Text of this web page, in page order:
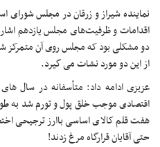
نماینده شیراز و زرقان در مجلس
اقدامات و ظرفیت‌های مجلس یازدهم
دو مشکلی بود که مجلس روی آن متمرکز
از این دو مورد نشات می گیرد.
عزیزی ادامه داد: متأسفانه در سال
اقتصادی موجب خلق پول و تورم شد به
هفت قلم کالای اساسی باارز ترجیحی
حتی آقایان قرارگاه مرغ زدند!